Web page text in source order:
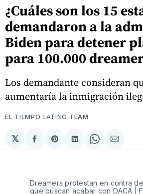
¿Cuáles son los 15
demandaron a la
Biden para detener
para 100.000
Los demandante consideran
aumentaría la inmigración
EL TIEMPO LATINO TEAM
𝕏
Compartir
en
Share
on
Compartir
en
Share
on
via
Dreamers protestan en contra
que buscan acabar con DACA |